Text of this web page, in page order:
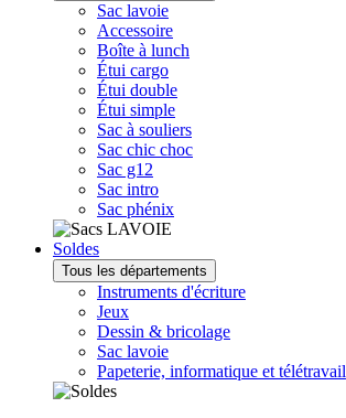
Sac lavoie
Accessoire
Boîte à lunch
Étui cargo
Étui double
Étui simple
Sac à souliers
Sac chic choc
Sac g12
Sac intro
Sac phénix
Soldes
Tous les départements
Instruments d'écriture
Jeux
Dessin & bricolage
Sac lavoie
Papeterie, informatique et télétravail